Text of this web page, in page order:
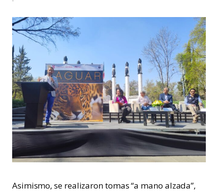
Asimismo, se realizaron tomas “a mano alzada”,